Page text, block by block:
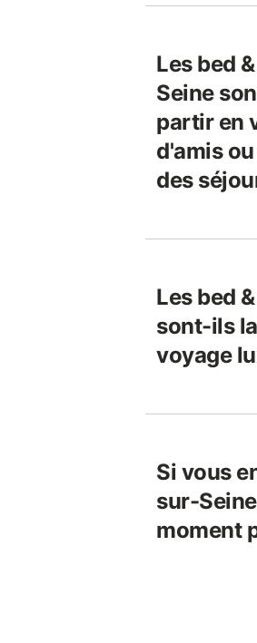
Les bed
Seine
partir en
d'amis
des
Les bed
sont-ils
voyage
Si vous
sur-
moment